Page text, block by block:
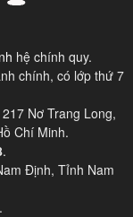
hệ chính quy.
chính, có lớp thứ 7
Nơ Trang Long,
Chí Minh.
.
Định, Tỉnh Nam
.